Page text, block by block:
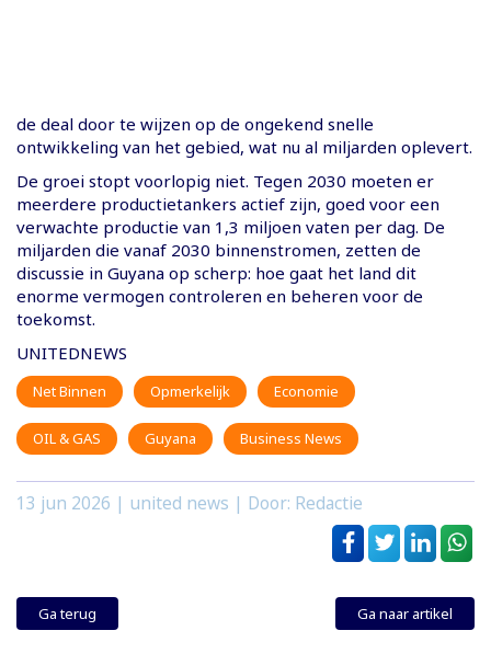
de deal door te wijzen op de ongekend snelle
ontwikkeling van het gebied, wat nu al miljarden oplevert.
De groei stopt voorlopig niet. Tegen 2030 moeten er
meerdere productietankers actief zijn, goed voor een
verwachte productie van 1,3 miljoen vaten per dag. De
miljarden die vanaf 2030 binnenstromen, zetten de
discussie in Guyana op scherp: hoe gaat het land dit
enorme vermogen controleren en beheren voor de
toekomst.
UNITEDNEWS
Net Binnen Opmerkelijk Economie
OIL & GAS Guyana Business News
13 jun 2026 | united news | Door: Redactie
Ga terug Ga naar artikel